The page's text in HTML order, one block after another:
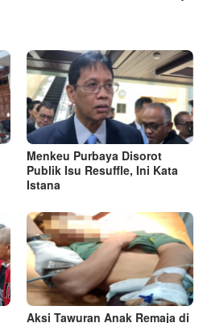
Menkeu Purbaya Disorot
Publik Isu Resuffle, Ini Kata
Istana
Aksi Tawuran Anak Remaja di